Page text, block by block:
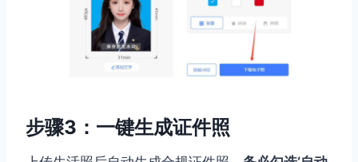
步骤3：一键生成证件照